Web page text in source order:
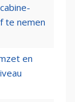
te nemen
en